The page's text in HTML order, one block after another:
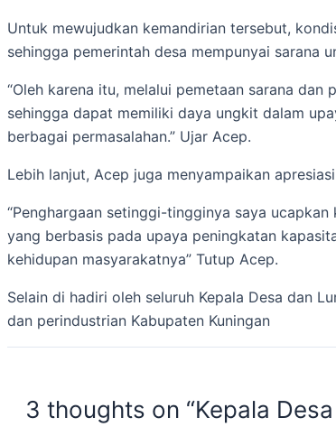
Untuk mewujudkan kemandirian tersebut,
sehingga pemerintah desa mempunyai sarana
“Oleh karena itu, melalui pemetaan sarana
sehingga dapat memiliki daya ungkit dalam
berbagai permasalahan.” Ujar Acep.
Lebih lanjut, Acep juga menyampaikan
“Penghargaan setinggi-tingginya saya
yang berbasis pada upaya peningkatan
kehidupan masyarakatnya” Tutup Acep.
Selain di hadiri oleh seluruh Kepala Desa dan
dan perindustrian Kabupaten Kuningan
3 thoughts on “Kepala